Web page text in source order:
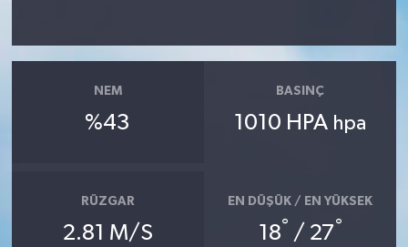
NEM
%43
BASINÇ
1010 HPA hpa
RÜZGAR
2.81 M/S
EN DÜŞÜK / EN YÜKSEK
18° / 27°